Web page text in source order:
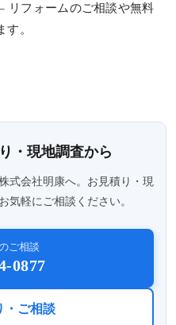
リフォームのご相談や無料
す。
・現地調査から
式会社明康へ。お見積り・現
気軽にご相談ください。
ご相談
0877
・ご相談